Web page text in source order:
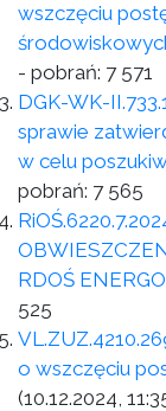
wszczęciu
- pobrań: 7 571
DGK-WK-
sprawie
w celu
pobrań: 7 565
RDOŚ
525
o wszczęciu
(10.12.2024,